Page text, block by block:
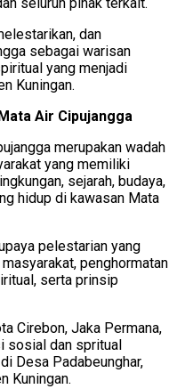
dan
sebagai warisan
yang menjadi
Kuningan.
Air Cipujangga
merupakan wadah
yang memiliki
sejarah, budaya,
hidup di kawasan Mata
pelestarian yang
penghormatan
serta prinsip
Cirebon, Jaka Permana,
sosial dan spritual
Desa Padabeunghar,
Kuningan.